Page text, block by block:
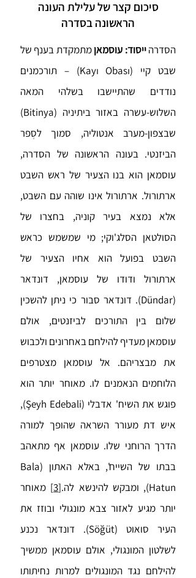
סיכום קצר של עלילת העונה
הראשונה בסדרה
הסדרהייסוד: עוסמאןמתמקדת בענף של
שבט קיי (Kayı Obası) – תורכמנים
נודדים שהתיישבו בשלהי המאה
השלוש-עשרה באזור ביתיניה (Bitinya)
שבצפון-מערב אנטוליה, סמוך לסְפר
הביזנטי. בעונה הראשונה של הסדרה,
עוסמאן הוא בנו הצעיר של ראש השבט
ארתורול. ארתורול אינו שוהה עם השבט,
אלא נמצא בעיר קוניה, בחצרו של
הסולטאן הסלג'וקי; מי שמשמש כראש
השבט בפועל הוא אחיו הצעיר של
ארתורול ודודו של עוסמאן, דונדאר
(Dündar). דונדאר סבור כי ניתן להשכין
שלום בין התורכים לביזנטים, אולם
עוסמאן מעדיף להילחם באחרונים ולכבוש
את מבצריהם. אל עוסמאן מצטרפים
הלוחמים הנאמנים לו. מאוחר יותר הוא
פוגש את השיח' אדבלי (Şeyh Edebali),
איש דת מעורר השראה שהופך למורה
הדרך הרוחני שלו. עוסמאן אף מתאהב
בבתו של השייח', באלא האתון (Bala
Hatun), ומבקש להינשא לה.
[3]
מאוחר
יותר מגיע לאזור צבא מונגולי ובוזז את
העיר סואוט (Söğüt). דונדאר נכנע
לשלטון המונגולי, אולם עוסמאן ממשיך
להילחם נגד המונגולים למרות נחיתותו